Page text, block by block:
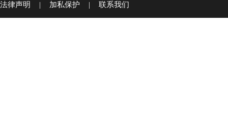
法律声明 | 加私保护 | 联系我们